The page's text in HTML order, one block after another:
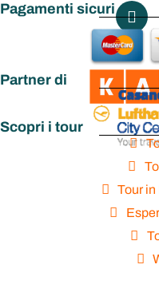
Pagamenti sicuri
Partner di
Scopri i tour
Tour